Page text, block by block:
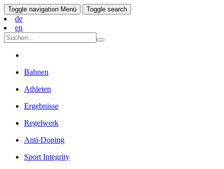
Toggle navigation Menü Toggle search
de
en
Bahnen
Athleten
Ergebnisse
Regelwerk
Anti-Doping
Sport Integrity